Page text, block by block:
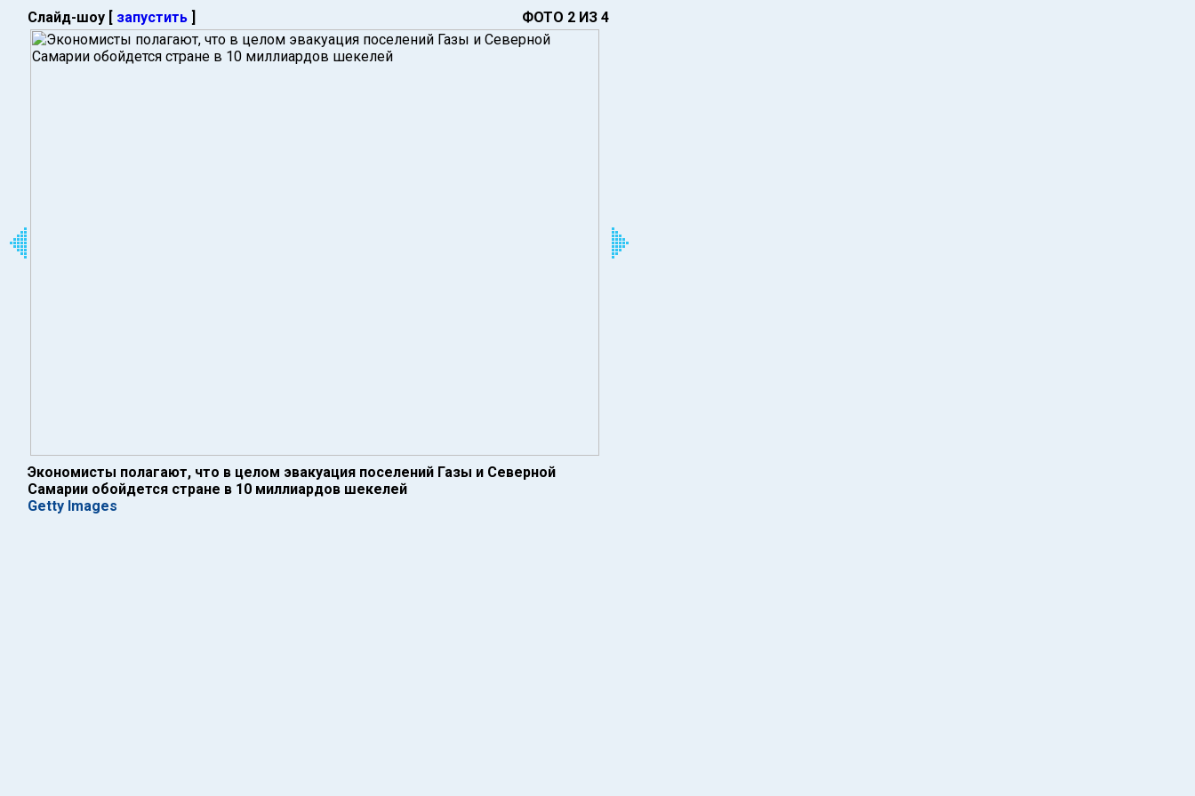
Слайд-шоу [ запустить ] ФОТО 2 ИЗ 4
Экономисты полагают, что в целом эвакуация поселений Газы и Северной
Самарии обойдется стране в 10 миллиардов шекелей
Getty Images